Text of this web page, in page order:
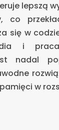
lepszą
co
się w
i praca
nadal
w